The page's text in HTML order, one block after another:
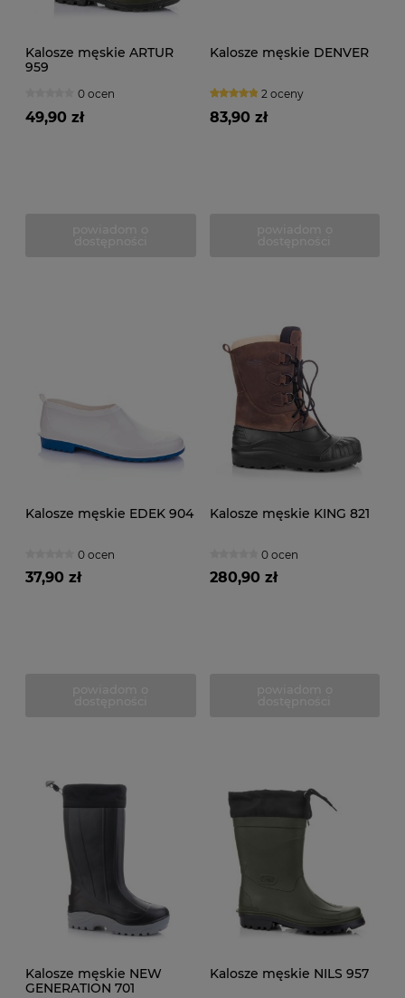
Kalosze męskie ARTUR
959
0 ocen
49,90 zł
Kalosze męskie DENVER
2 oceny
83,90 zł
Kalosze męskie EDEK 904
0 ocen
37,90 zł
Kalosze męskie KING 821
0 ocen
280,90 zł
Kalosze męskie NEW
GENERATION 701
Kalosze męskie NILS 957